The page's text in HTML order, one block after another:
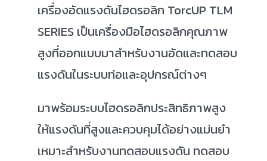
เครื่องอัดแรงดันไฮดรอลิก TorcUP TLM
SERIES เป็นเครื่องมือไฮดรอลิกคุณภาพ
สูงที่ออกแบบมาสำหรับงานอัดและทดสอบ
แรงดันในระบบท่อและอุปกรณ์ต่างๆ
มาพร้อมระบบไฮดรอลิกประสิทธิภาพสูง
ให้แรงดันที่สูงและควบคุมได้อย่างแม่นยำ
เหมาะสำหรับงานทดสอบแรงดัน ทดสอบ